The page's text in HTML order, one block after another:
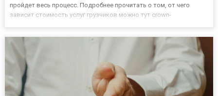
пройдет весь процесс. Подробнее прочитать о том, от чего
зависит стоимость услуг грузчиков можно тут crown-